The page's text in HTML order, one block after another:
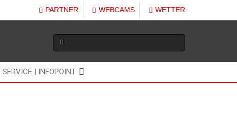
PARTNER WEBCAMS WETTER
SERVICE | INFOPOINT